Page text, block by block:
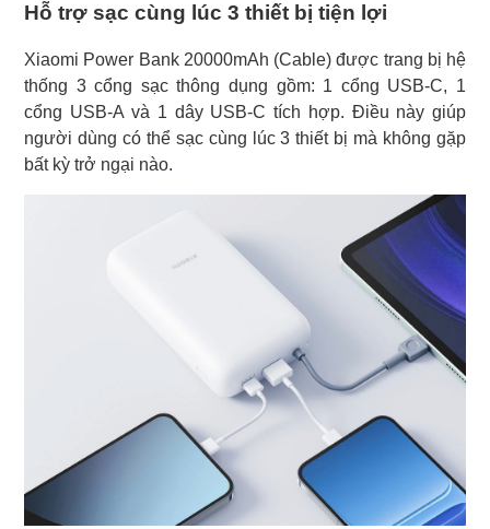
Hỗ trợ sạc cùng lúc 3 thiết bị tiện lợi
Xiaomi Power Bank 20000mAh (Cable) được trang bị hệ
thống 3 cổng sạc thông dụng gồm: 1 cổng USB-C, 1
cổng USB-A và 1 dây USB-C tích hợp. Điều này giúp
người dùng có thể sạc cùng lúc 3 thiết bị mà không gặp
bất kỳ trở ngại nào.